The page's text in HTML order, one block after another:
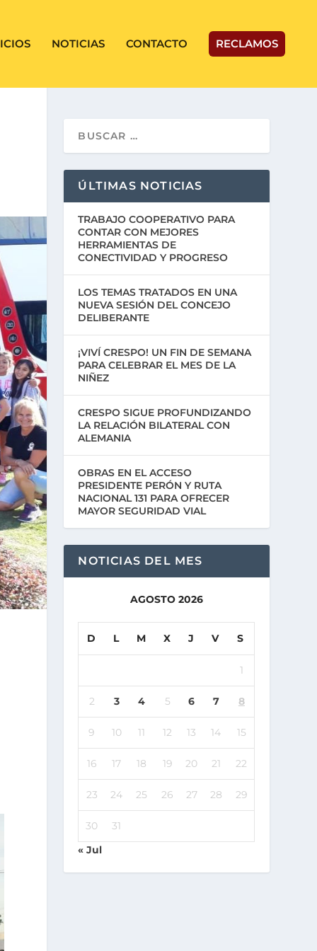
NOTICIAS CONTACTO RECLAMOS
ÚLTIMAS NOTICIAS
TRABAJO COOPERATIVO PARA
CONTAR CON MEJORES
HERRAMIENTAS DE
CONECTIVIDAD Y PROGRESO
LOS TEMAS TRATADOS EN UNA
NUEVA SESIÓN DEL CONCEJO
DELIBERANTE
¡VIVÍ CRESPO! UN FIN DE SEMANA
PARA CELEBRAR EL MES DE LA
NIÑEZ
CRESPO SIGUE PROFUNDIZANDO
LA RELACIÓN BILATERAL CON
ALEMANIA
OBRAS EN EL ACCESO
PRESIDENTE PERÓN Y RUTA
NACIONAL 131 PARA OFRECER
MAYOR SEGURIDAD VIAL
NOTICIAS DEL MES
AGOSTO 2026
D L M X J V S
1
2 3 4 5 6 7 8
9 10 11 12 13 14 15
16 17 18 19 20 21 22
23 24 25 26 27 28 29
30
31
« Jul